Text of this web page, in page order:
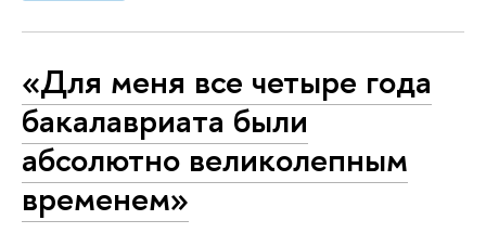
«Для меня все четыре года
бакалавриата были
абсолютно великолепным
временем»